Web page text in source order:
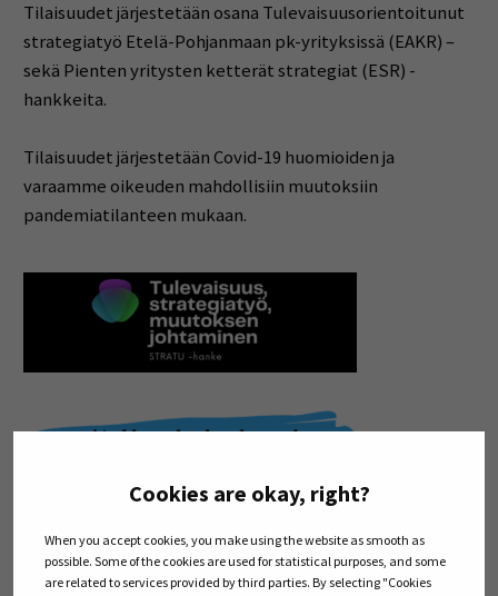
Cookies are okay, right?
When you accept cookies, you make using the website as smooth as
possible. Some of the cookies are used for statistical purposes, and some
are related to services provided by third parties. By selecting "Cookies
Tilaisuudet järjestetään osana Tulevaisuusorientoitunut
strategiatyö Etelä-Pohjanmaan pk-yrityksissä (EAKR) –
sekä Pienten yritysten ketterät strategiat (ESR) -
hankkeita.
Tilaisuudet järjestetään Covid-19 huomioiden ja
varaamme oikeuden mahdollisiin muutoksiin
pandemiatilanteen mukaan.